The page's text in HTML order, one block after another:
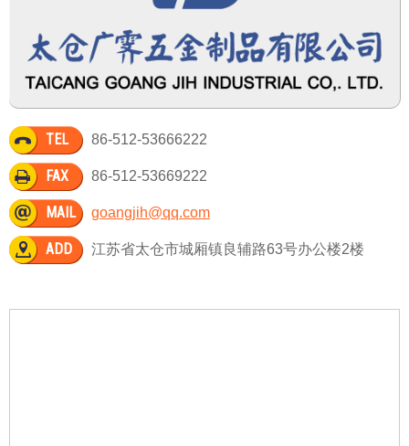
TEL 86-512-53666222
FAX 86-512-53669222
MAIL goangjih@qq.com
ADD 江苏省太仓市城厢镇良辅路63号办公楼2楼